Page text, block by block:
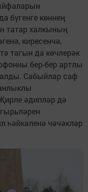
бүгенге көннең
татар халкының
киресенчә,
тагын да көчлерәк
бер-бер артлы
Сабыйлар саф
әдипләр дә
чәчәкләр